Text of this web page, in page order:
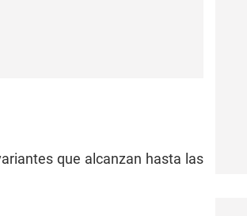
que alcanzan hasta las